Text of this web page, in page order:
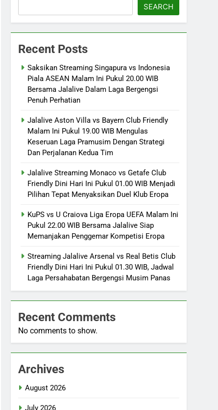
SEARCH
Recent Posts
Saksikan Streaming Singapura vs Indonesia
Piala ASEAN Malam Ini Pukul 20.00 WIB
Bersama Jalalive Dalam Laga Bergengsi
Penuh Perhatian
Jalalive Aston Villa vs Bayern Club Friendly
Malam Ini Pukul 19.00 WIB Mengulas
Keseruan Laga Pramusim Dengan Strategi
Dan Perjalanan Kedua Tim
Jalalive Streaming Monaco vs Getafe Club
Friendly Dini Hari Ini Pukul 01.00 WIB Menjadi
Pilihan Tepat Menyaksikan Duel Klub Eropa
KuPS vs U Craiova Liga Eropa UEFA Malam Ini
Pukul 22.00 WIB Bersama Jalalive Siap
Memanjakan Penggemar Kompetisi Eropa
Streaming Jalalive Arsenal vs Real Betis Club
Friendly Dini Hari Ini Pukul 01.30 WIB, Jadwal
Laga Persahabatan Bergengsi Musim Panas
Recent Comments
No comments to show.
Archives
August 2026
July 2026